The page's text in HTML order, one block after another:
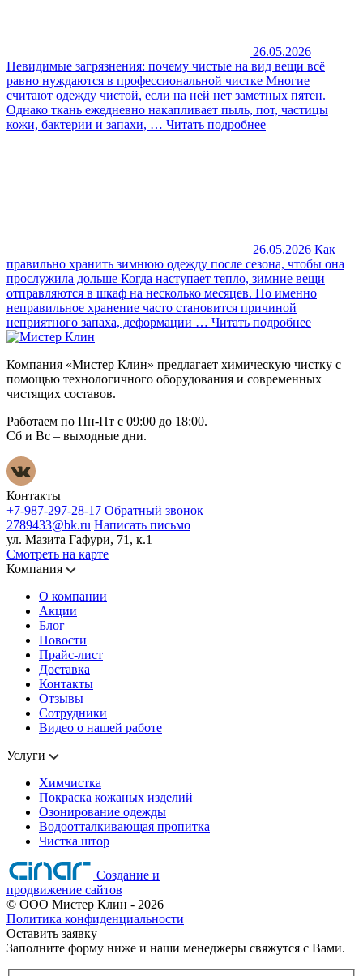
26.05.2026
Невидимые загрязнения: почему чистые на вид вещи всё
равно нуждаются в профессиональной чистке Многие
считают одежду чистой, если на ней нет заметных пятен.
Однако ткань ежедневно накапливает пыль, пот, частицы
кожи, бактерии и запахи, … Читать подробнее
26.05.2026 Как
правильно хранить зимнюю одежду после сезона, чтобы она
прослужила дольше Когда наступает тепло, зимние вещи
отправляются в шкаф на несколько месяцев. Но именно
неправильное хранение часто становится причиной
неприятного запаха, деформации … Читать подробнее
Компания «Мистер Клин» предлагает химическую чистку с
помощью технологичного оборудования и современных
чистящих составов.
Работаем по Пн-Пт с 09:00 до 18:00.
Сб и Вс – выходные дни.
Контакты
+7-987-297-28-17 Обратный звонок
2789433@bk.ru Написать письмо
ул. Мазита Гафури, 71, к.1
Смотреть на карте
Компания
О компании
Акции
Блог
Новости
Прайс-лист
Доставка
Контакты
Отзывы
Сотрудники
Видео о нашей работе
Услуги
Химчистка
Покраска кожаных изделий
Озонирование одежды
Водоотталкивающая пропитка
Чистка штор
Создание и
продвижение сайтов
© ООО Мистер Клин - 2026
Политика конфиденциальности
Оставить заявку
Заполните форму ниже и наши менеджеры свяжутся с Вами.